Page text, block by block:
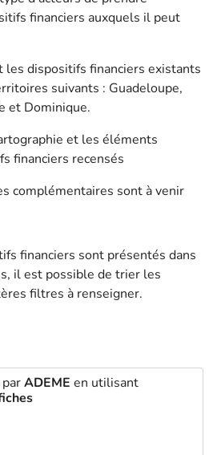
financiers auxquels il peut
les dispositifs financiers existants
suivants : Guadeloupe,
et Dominique.
et les éléments
financiers recensés
complémentaires sont à venir
financiers sont présentés dans
il est possible de trier les
filtres à renseigner.
ADEME en utilisant